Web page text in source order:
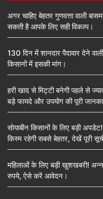
अगर चाहिए बेहतर गुणवत्ता वाली
सकती है आपके लिए सही विकल्प।
130 दिन में शानदार पैदावार देने
किसानों में इसकी मांग।
हरी खाद से मिट्टी बनेगी पहले से
बड़े फायदे और उपयोग की पूरी
सोयाबीन किसानों के लिए बड़ी
किस्म रहेगी सबसे बेहतर, देखें पूरी
महिलाओं के लिए बड़ी खुशखबरी!
रुपये, ऐसे करें आवेदन।